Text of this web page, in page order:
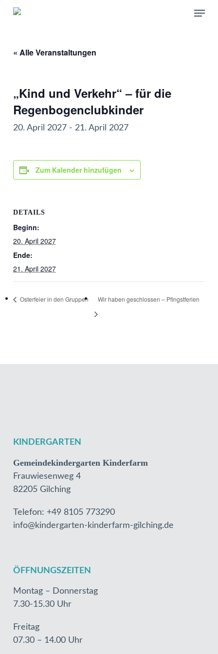
Skip
Menu
« Alle Veranstaltungen
„Kind und Verkehr“ – für die
Regenbogenclubkinder
20. April 2027- 21. April 2027
Zum Kalender hinzufügen
DETAILS
Beginn:
20. April 2027
Ende:
21. April 2027
Osterfeier in den Gruppen Wir haben geschlossen – Pfingstferien
KINDERGARTEN
Gemeindekindergarten Kinderfarm
Frauwiesenweg 4
82205 Gilching
Telefon: +49 8105 773290
info@kindergarten-kinderfarm-gilching.de
ÖFFNUNGSZEITEN
Montag – Donnerstag
7.30-15.30 Uhr
Freitag
07.30 – 14.00 Uhr